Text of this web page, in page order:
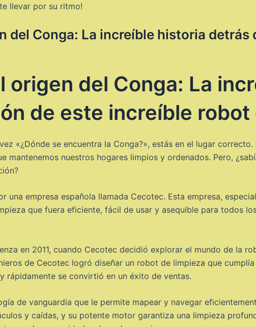
llevar por su ritmo!
del Conga: La increíble historia
origen del Conga: La
de este increíble robot
«¿Dónde se encuentra la Conga?», estás en el lugar
mantenemos nuestros hogares limpios y ordenados. Pero,
una empresa española llamada Cecotec. Esta empresa,
que fuera eficiente, fácil de usar y asequible para todos
en 2011, cuando Cecotec decidió explorar el mundo de la
de Cecotec logró diseñar un robot de limpieza que
rápidamente se convirtió en un éxito de ventas.
de vanguardia que le permite mapear y navegar
y caídas, y su potente motor garantiza una limpieza